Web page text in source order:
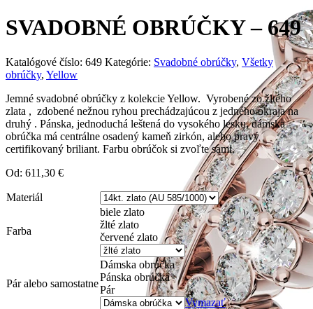
SVADOBNÉ OBRÚČKY – 649
Katalógové číslo: 649 Kategórie: Svadobné obrúčky, Všetky
obrúčky, Yellow
Jemné svadobné obrúčky z kolekcie Yellow. Vyrobené zo žltého
zlata , zdobené nežnou ryhou prechádzajúcou z jedného okraja na
druhý . Pánska, jednoduchá leštená do vysokého lesku, dámska
obrúčka má centrálne osadený kameň zirkón, alebo pravý
certifikovaný briliant. Farbu obrúčok si zvoľte sami.
Od: 611,30 €
Materiál
Farba
biele zlato
žlté zlato
červené zlato
Pár alebo samostatne
Dámska obrúčka
Pánska obrúčka
Pár
Vymazať